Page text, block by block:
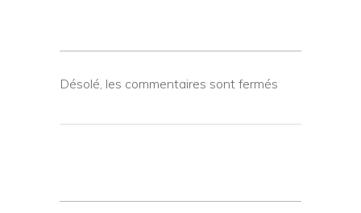
Désolé, les commentaires sont fermés